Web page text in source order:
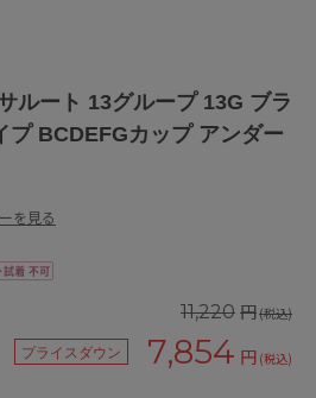
ルート 13グループ 13G ブラ
プ BCDEFGカップ アンダー
を見る
11,220 円(税込)
プライスダウン 7,854 円 (税込)